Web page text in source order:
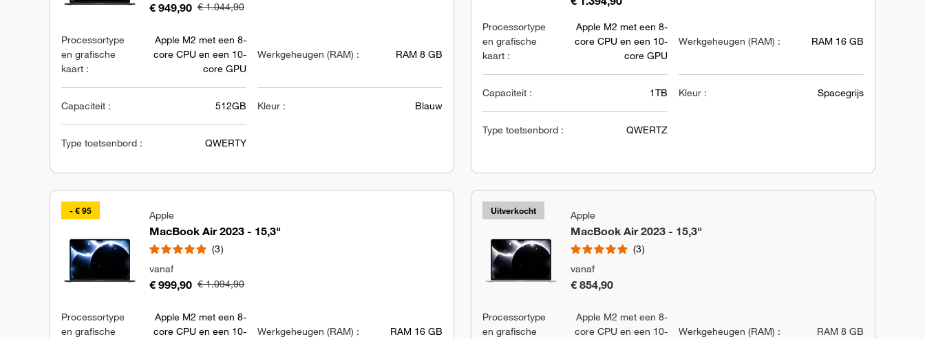
€ 949,90 € 1.044,90
Processortype
en grafische
kaart :
Apple M2 met een 8-
core CPU en een 10-
core GPU
Werkgeheugen (RAM) : RAM 8 GB
Capaciteit : 512GB Kleur : Blauw
Type toetsenbord : QWERTY
Processortype
en grafische
kaart :
Apple M2 met een 8-
core CPU en een 10-
core GPU
Werkgeheugen (RAM) : RAM 16 GB
Capaciteit : 1TB Kleur : Spacegrijs
Type toetsenbord : QWERTZ
- € 95 Apple
MacBook Air 2023 - 15,3"
3
vanaf
€ 999,90 € 1.094,90
Processortype
en grafische
Apple M2 met een 8-
core CPU en een 10-
Werkgeheugen (RAM) : RAM 16 GB
Uitverkocht Apple
MacBook Air 2023 - 15,3"
3
vanaf
€ 854,90
Processortype
en grafische
Apple M2 met een 8-
core CPU en een 10-
Werkgeheugen (RAM) : RAM 8 GB